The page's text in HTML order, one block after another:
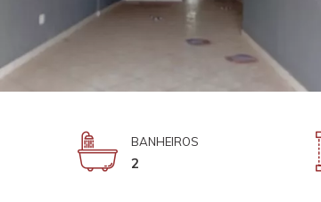
BANHEIROS
2